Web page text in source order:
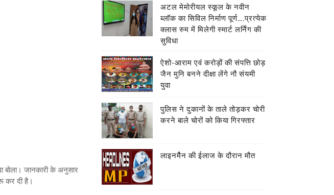
बोला। जानकारी के अनुसार
कर दी है।
अटल मेमोरीयल स्कूल के नवीन
ब्लॉक का सिविल निर्माण पूर्ण….प्रत्येक
क्लास रुम में मिलेगी स्मार्ट लर्निंग की
सुविधा
ऐशो-आराम एवं करोड़ों की संपत्ति छोड़
जैन मुनि बनने दीक्षा लेंगे नौ संयमी
युवा
पुलिस ने दुकानों के ताले तोड़कर चोरी
करने बाले चोरों को किया गिरफ्तार
लाइनमैैन की ईलाज के दौरान मौत